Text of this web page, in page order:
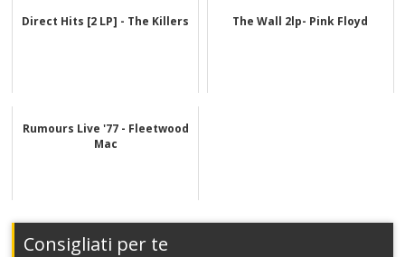
Direct Hits [2 LP] - The Killers The Wall 2lp- Pink Floyd
Rumours Live '77 - Fleetwood
Mac
Consigliati per te